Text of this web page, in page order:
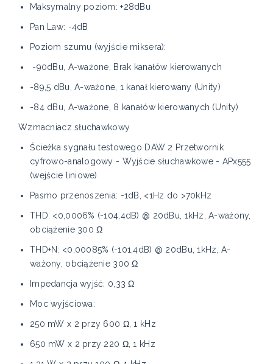
Maksymalny poziom: +28dBu
Pan Law: -4dB
Poziom szumu (wyjście miksera):
-90dBu, A-ważone, Brak kanałów kierowanych
-89,5 dBu, A-ważone, 1 kanał kierowany (Unity)
-84 dBu, A-ważone, 8 kanałów kierowanych (Unity)
Wzmacniacz słuchawkowy
Ścieżka sygnału testowego DAW 2 Przetwornik
cyfrowo-analogowy - Wyjście słuchawkowe - APx555
(wejście liniowe)
Pasmo przenoszenia: -1dB, <1Hz do >70kHz
THD: <0,0006% (-104,4dB) @ 20dBu, 1kHz, A-ważony,
obciążenie 300 Ω
THD+N: <0,00085% (-101,4dB) @ 20dBu, 1kHz, A-
ważony, obciążenie 300 Ω
Impedancja wyjść: 0,33 Ω
Moc wyjściowa:
250 mW x 2 przy 600 Ω, 1 kHz
650 mW x 2 przy 220 Ω, 1 kHz